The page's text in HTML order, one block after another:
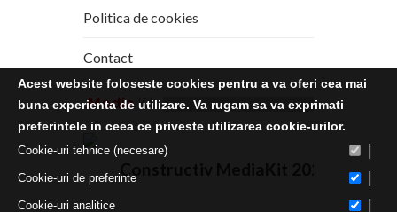
Politica de cookies
Contact
Media Kit
Constructiv MediaKit 2020
Acest website foloseste cookies pentru a va oferi cea mai
buna experienta de utilizare. Va rugam sa va exprimati
preferintele in ceea ce priveste utilizarea cookie-urilor.
Cookie-uri tehnice (necesare)
Cookie-uri de preferinte
Cookie-uri analitice